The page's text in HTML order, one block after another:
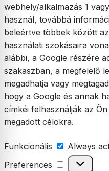
webhely/alkalmazás 1
használ, továbbá
beleértve többek között
használati szokásaira
alábbi, a Google részére
szakaszban, a megfelelő
megadhatja vagy
hogy a Google és annak
címkéi felhasználják az
megadott célokra.
Funkcionális
Always
Preferences